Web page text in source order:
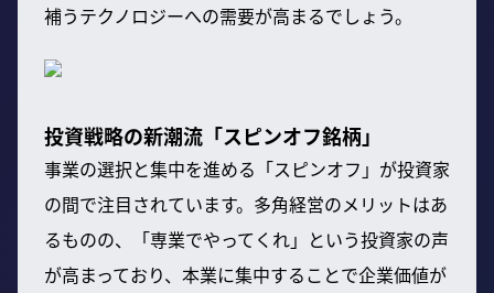
補うテクノロジーへの需要が高まるでしょう。
投資戦略の新潮流「スピンオフ銘柄」
事業の選択と集中を進める「スピンオフ」が投資家
の間で注目されています。多角経営のメリットはあ
るものの、「専業でやってくれ」という投資家の声
が高まっており、本業に集中することで企業価値が